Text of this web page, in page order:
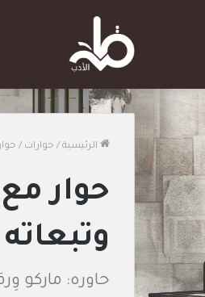
الرئيسية / حوارات /
حوار
حاوره: ماركو